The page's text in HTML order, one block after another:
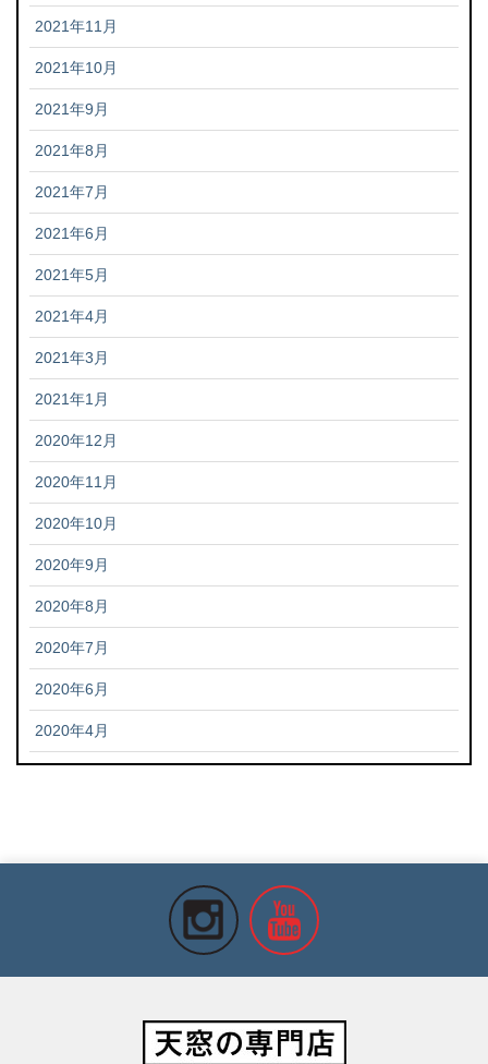
2021年11月
2021年10月
2021年9月
2021年8月
2021年7月
2021年6月
2021年5月
2021年4月
2021年3月
2021年1月
2020年12月
2020年11月
2020年10月
2020年9月
2020年8月
2020年7月
2020年6月
2020年4月